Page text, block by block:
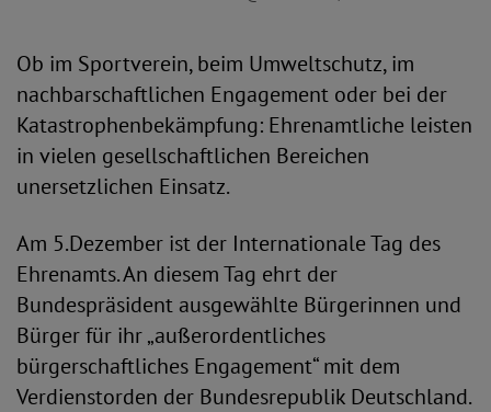
Ob im Sportverein, beim Umweltschutz, im
nachbarschaftlichen Engagement oder bei der
Katastrophenbekämpfung: Ehrenamtliche leisten
in vielen gesellschaftlichen Bereichen
unersetzlichen Einsatz.
Am 5.Dezember ist der Internationale Tag des
Ehrenamts. An diesem Tag ehrt der
Bundespräsident ausgewählte Bürgerinnen und
Bürger für ihr „außerordentliches
bürgerschaftliches Engagement“ mit dem
Verdienstorden der Bundesrepublik Deutschland.